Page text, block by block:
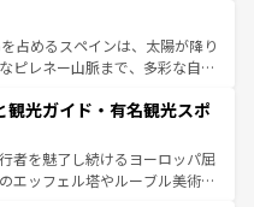
田園風景やアマルフィ海岸の絶
ない。観光の合間には、本場の
イタリア料理を堪能することも
忘れられない旅をしてみよう！
は
占めるスペインは、太陽が降り
ピレネー山脈まで、多彩な自然
情熱的なフラメンコ、熱気あふ
タパスが生活の一部となってい
された雰囲気や、バルセロナの
地方では古代ローマ遺跡や中世
観光ガイド・有名観光スポ
者を魅了し続けるヨーロッパ屈
エッフェル塔やルーブル美術館